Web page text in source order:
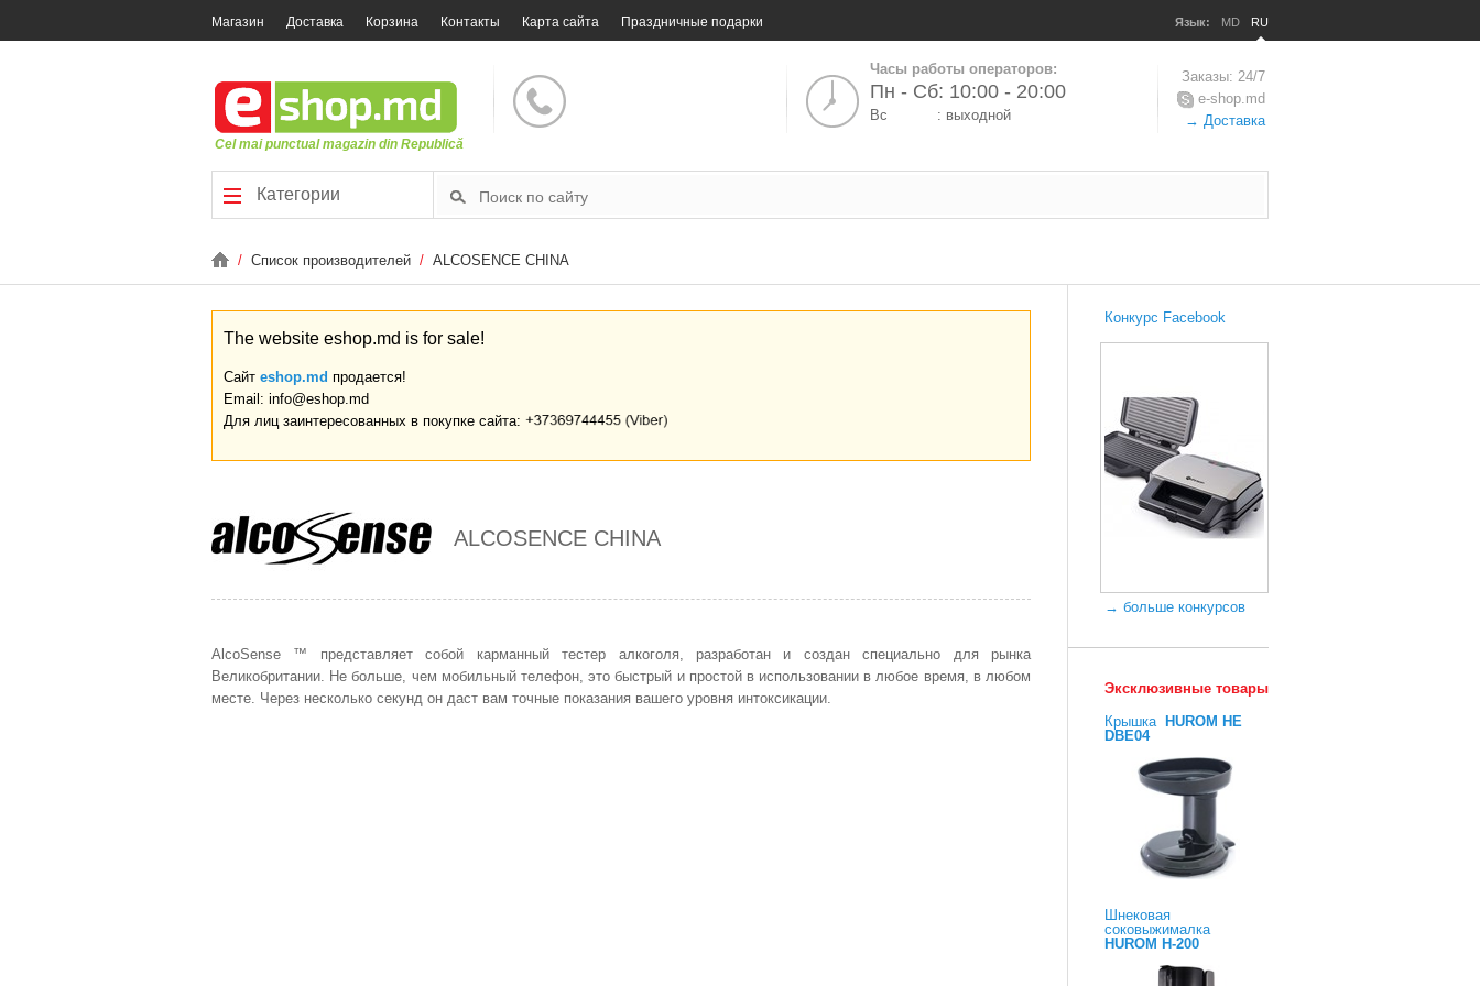
Магазин Доставка Корзина Контакты Карта сайта Праздничные подарки Язык: MD RU
Cel mai punctual magazin din Republică
Часы работы операторов:
Пн - Сб: 10:00 - 20:00
Вс : выходной
Заказы: 24/7
e-shop.md
→ Доставка
Категории
/ Список производителей / ALCOSENCE CHINA
The website eshop.md is for sale!
Сайт eshop.md продается!
Email: info@eshop.md
Для лиц заинтересованных в покупке сайта:
ALCOSENCE CHINA
AlcoSense ™ представляет собой карманный тестер алкоголя, разработан и создан специально для рынка
Великобритании. Не больше, чем мобильный телефон, это быстрый и простой в использовании в любое время, в любом
месте. Через несколько секунд он даст вам точные показания вашего уровня интоксикации.
Конкурс Facebook
→ больше конкурсов
Эксклюзивные товары
Крышка HUROM HE
DBE04
Шнековая
соковыжималка
HUROM H-200